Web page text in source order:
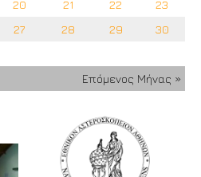
20 21 22
23
27 28 29
30
Επόμενος Μήνας »